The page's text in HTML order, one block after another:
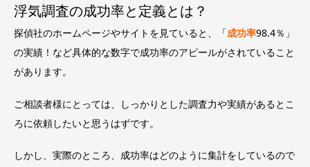
浮気調査の成功率と定義とは？
探偵社のホームページやサイトを見ていると、「成功率98.4％」
の実績！など具体的な数字で成功率のアピールがされていること
があります。
ご相談者様にとっては、しっかりとした調査力や実績があるとこ
ろに依頼したいと思うはずです。
しかし、実際のところ、成功率はどのように集計をしているので